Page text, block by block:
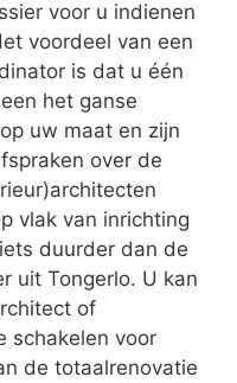
voor u indienen
voordeel van een
is dat u één
het ganse
uw maat en zijn
over de
vlak van inrichting
duurder dan de
uit Tongerlo. U kan
of
schakelen voor
de totaalrenovatie